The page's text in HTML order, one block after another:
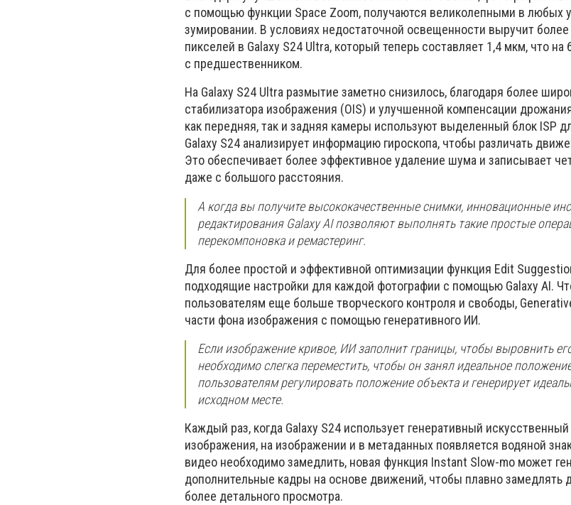
с помощью функции Space Zoom, получаются великолепными в любых
зумировании. В условиях недостаточной освещенности выручит
пикселей в Galaxy S24 Ultra, который теперь составляет 1,4 мкм, что
с предшественником.
На Galaxy S24 Ultra размытие заметно снизилось, благодаря более
стабилизатора изображения (OIS) и улучшенной компенсации
как передняя, так и задняя камеры используют выделенный блок ISP
Galaxy S24 анализирует информацию гироскопа, чтобы различать
Это обеспечивает более эффективное удаление шума и записывает
даже с большого расстояния.
А когда вы получите высококачественные снимки, инновационные
редактирования Galaxy AI позволяют выполнять такие простые
перекомпоновка и ремастеринг.
Для более простой и эффективной оптимизации функция Edit
подходящие настройки для каждой фотографии с помощью Galaxy AI.
пользователям еще больше творческого контроля и свободы,
части фона изображения с помощью генеративного ИИ.
Если изображение кривое, ИИ заполнит границы, чтобы выровнить
необходимо слегка переместить, чтобы он занял идеальное
пользователям регулировать положение объекта и генерирует
исходном месте.
Каждый раз, когда Galaxy S24 использует генеративный
изображения, на изображении и в метаданных появляется водяной
видео необходимо замедлить, новая функция Instant Slow-mo может
дополнительные кадры на основе движений, чтобы плавно
более детального просмотра.